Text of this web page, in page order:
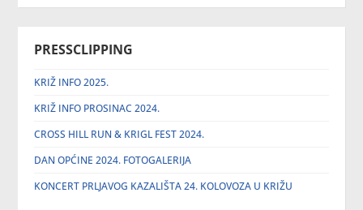
PRESSCLIPPING
KRIŽ INFO 2025.
KRIŽ INFO PROSINAC 2024.
CROSS HILL RUN & KRIGL FEST 2024.
DAN OPĆINE 2024. FOTOGALERIJA
KONCERT PRLJAVOG KAZALIŠTA 24. KOLOVOZA U KRIŽU